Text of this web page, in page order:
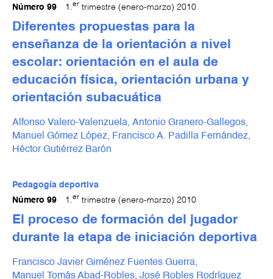
Número 99
1.er trimestre (enero-marzo) 2010
Diferentes propuestas para la
enseñanza de la orientación a nivel
escolar: orientación en el aula de
educación física, orientación urbana y
orientación subacuática
Alfonso Valero-Valenzuela, Antonio Granero-Gallegos,
Manuel Gómez López, Francisco A. Padilla Fernández,
Héctor Gutiérrez Barón
Pedagogía deportiva
Número 99
1. er trimestre (enero-marzo) 2010
El proceso de formación del jugador
durante la etapa de iniciación deportiva
Francisco Javier Giménez Fuentes Guerra,
Manuel Tomás Abad-Robles, José Robles Rodríguez